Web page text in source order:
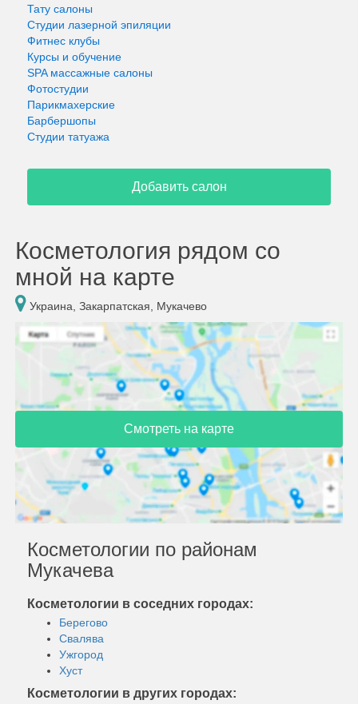
Тату салоны
Студии лазерной эпиляции
Фитнес клубы
Курсы и обучение
SPA массажные салоны
Фотостудии
Парикмахерские
Барбершопы
Студии татуажа
Добавить салон
Косметология рядом со
мной на карте
Украина, Закарпатская, Мукачево
Смотреть на карте
Косметологии по районам
Мукачева
Косметологии в соседних городах:
Берегово
Свалява
Ужгород
Хуст
Косметологии в других городах: